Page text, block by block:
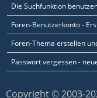
Die Suchfunktion
Foren-Benutzerkonto -
Foren-Thema erstellen
Passwort vergessen -
Copyright © 2003-